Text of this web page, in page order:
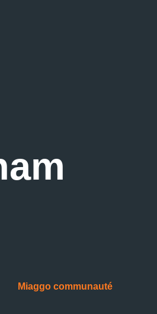
Miaggo communauté